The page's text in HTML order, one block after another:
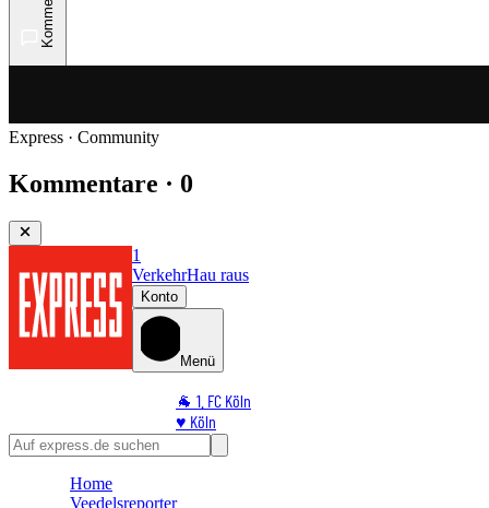
Express · Community
Kommentare · 0
1
VerkehrHau raus
Konto
Menü
🐐 1. FC Köln
♥️ Köln
⭐ Promi
🛒 Shoppingwelt
Home
Veedelsreporter